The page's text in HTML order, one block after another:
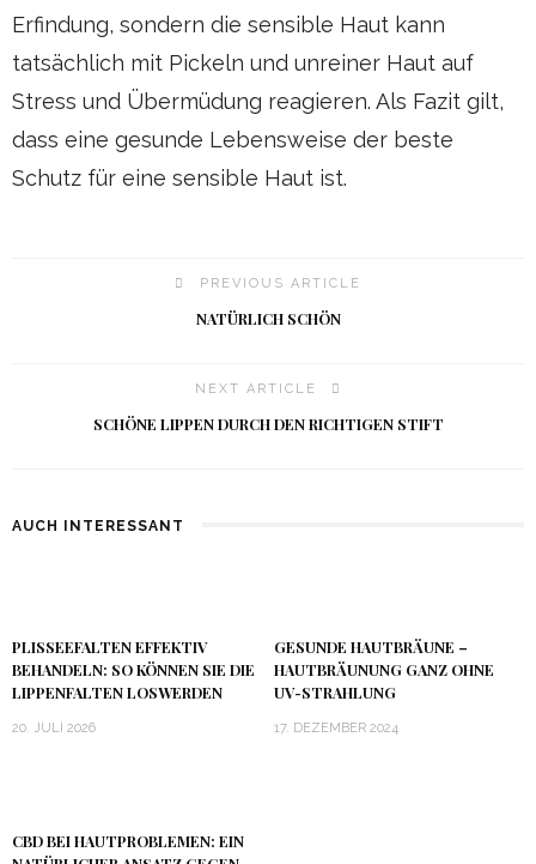
Erfindung, sondern die sensible Haut kann
tatsächlich mit Pickeln und unreiner Haut auf
Stress und Übermüdung reagieren. Als Fazit gilt,
dass eine gesunde Lebensweise der beste
Schutz für eine sensible Haut ist.
PREVIOUS ARTICLE
NATÜRLICH SCHÖN
NEXT ARTICLE
SCHÖNE LIPPEN DURCH DEN RICHTIGEN STIFT
AUCH INTERESSANT
PLISSEEFALTEN EFFEKTIV
BEHANDELN: SO KÖNNEN SIE DIE
LIPPENFALTEN LOSWERDEN
20. JULI 2026
GESUNDE HAUTBRÄUNE –
HAUTBRÄUNUNG GANZ OHNE
UV-STRAHLUNG
17. DEZEMBER 2024
CBD BEI HAUTPROBLEMEN: EIN